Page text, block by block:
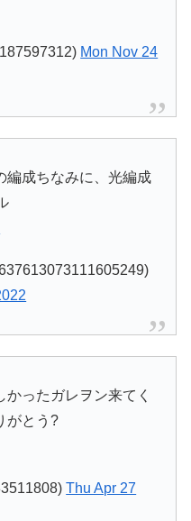
Mon Nov 24
編成ちなみに、光編成
ったガレヲン来てく
がとう?
Thu Apr 27